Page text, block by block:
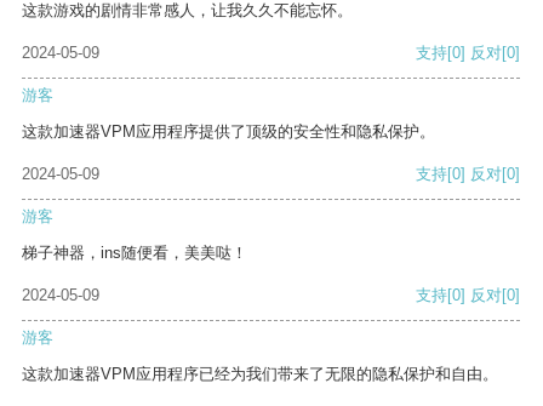
这款游戏的剧情非常感人，让我久久不能忘怀。
2024-05-09 支持[0] 反对[0]
游客
这款加速器VPM应用程序提供了顶级的安全性和隐私保护。
2024-05-09 支持[0] 反对[0]
游客
梯子神器，ins随便看，美美哒！
2024-05-09 支持[0] 反对[0]
游客
这款加速器VPM应用程序已经为我们带来了无限的隐私保护和自由。